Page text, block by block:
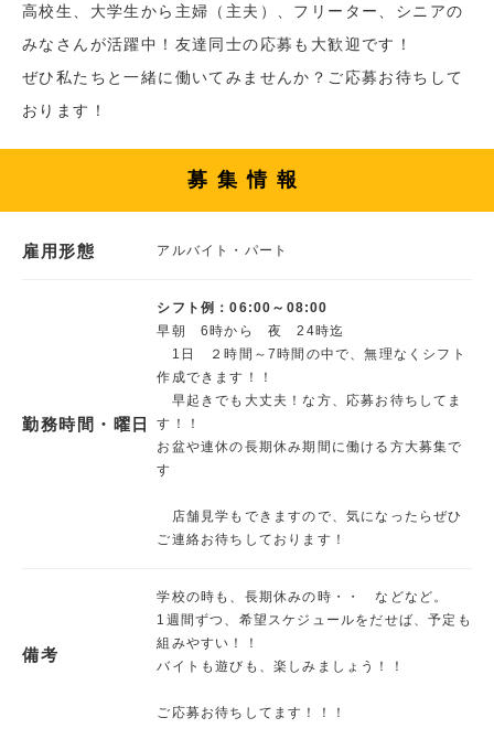
高校生、大学生から主婦（主夫）、フリーター、シニアの
みなさんが活躍中！友達同士の応募も大歓迎です！
ぜひ私たちと一緒に働いてみませんか？ご応募お待ちして
おります！
募集情報
雇用形態 アルバイト・パート
勤務時間・曜日
シフト例：06:00～08:00
早朝 6時から 夜 24時迄
1日 ２時間～7時間の中で、無理なくシフト
作成できます！！
早起きでも大丈夫！な方、応募お待ちしてま
す！！
お盆や連休の長期休み期間に働ける方大募集で
す
店舗見学もできますので、気になったらぜひ
ご連絡お待ちしております！
備考
学校の時も、長期休みの時・・ などなど。
1週間ずつ、希望スケジュールをだせば、予定も
組みやすい！！
バイトも遊びも、楽しみましょう！！
ご応募お待ちしてます！！！